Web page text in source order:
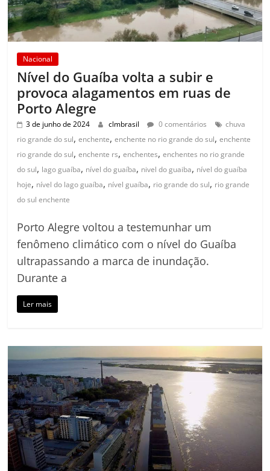
Nacional
Nível do Guaíba volta a subir e
provoca alagamentos em ruas de
Porto Alegre
3 de junho de 2024 clmbrasil 0 comentários
chuva
rio grande do sul,enchente,enchente no rio grande do sul,enchente
rio grande do sul,enchente rs,enchentes,enchentes no rio grande
do sul, lago guaíba, nível do guaíba, nivel do guaiba, nível do guaíba
hoje, nível do lago guaíba, nível guaíba, rio grande do sul, rio grande
do sul enchente
Porto Alegre voltou a testemunhar um
fenômeno climático com o nível do Guaíba
ultrapassando a marca de inundação.
Durante a
Ler mais